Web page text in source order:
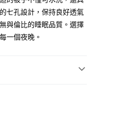
（台灣）商業銀行
信託商業銀行
商業銀行
信託商業銀行
費
七孔設計，保持良好透氣
與倫比的睡眠品質。選擇
一個夜晚。